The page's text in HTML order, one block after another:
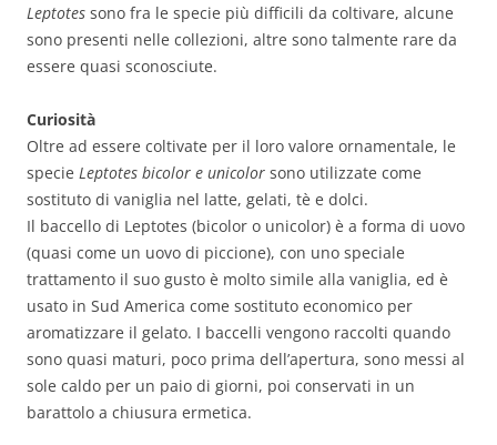
Leptotes sono fra le specie più difficili da coltivare, alcune
sono presenti nelle collezioni, altre sono talmente rare da
essere quasi sconosciute.
Curiosità
Oltre ad essere coltivate per il loro valore ornamentale, le
specie Leptotes bicolor e unicolor sono utilizzate come
sostituto di vaniglia nel latte, gelati, tè e dolci.
Il baccello di Leptotes (bicolor o unicolor) è a forma di uovo
(quasi come un uovo di piccione), con uno speciale
trattamento il suo gusto è molto simile alla vaniglia, ed è
usato in Sud America come sostituto economico per
aromatizzare il gelato. I baccelli vengono raccolti quando
sono quasi maturi, poco prima dell’apertura, sono messi al
sole caldo per un paio di giorni, poi conservati in un
barattolo a chiusura ermetica.